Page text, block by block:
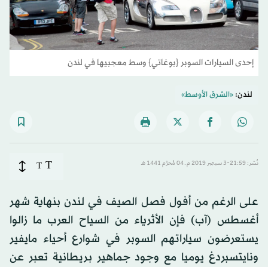
إحدى السيارات السوبر {بوغاتي} وسط معجبيها في لندن
لندن:«الشرق الأوسط»
نُشر: 21:59-3 سبتمبر 2019 م ـ 04 مُحرَّم 1441 هـ T
T
على الرغم من أفول فصل الصيف في لندن بنهاية شهر
أغسطس (آب) فإن الأثرياء من السياح العرب ما زالوا
يستعرضون سياراتهم السوبر في شوارع أحياء مايفير
ونايتسبردغ يوميا مع وجود جماهير بريطانية تعبر عن